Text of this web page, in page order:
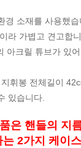
경 소재를 사용했습
라 가볍고 견고합
아크릴 튜브가 있
휘봉 전체길이
있습니다.
은 핸들의 지
2가지 케이